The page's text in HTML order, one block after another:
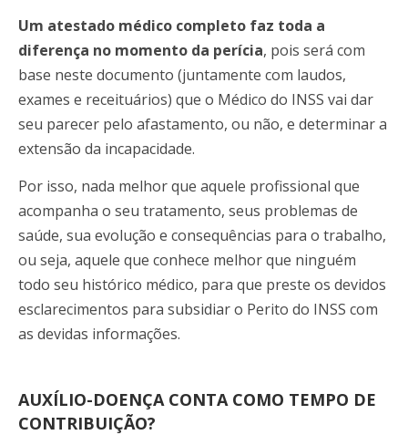
Um atestado médico completo faz toda a
diferença no momento da perícia, pois será com
base neste documento (juntamente com laudos,
exames e receituários) que o Médico do INSS vai dar
seu parecer pelo afastamento, ou não, e determinar a
extensão da incapacidade.
Por isso, nada melhor que aquele profissional que
acompanha o seu tratamento, seus problemas de
saúde, sua evolução e consequências para o trabalho,
ou seja, aquele que conhece melhor que ninguém
todo seu histórico médico, para que preste os devidos
esclarecimentos para subsidiar o Perito do INSS com
as devidas informações.
AUXÍLIO-DOENÇA CONTA COMO TEMPO DE
CONTRIBUIÇÃO?